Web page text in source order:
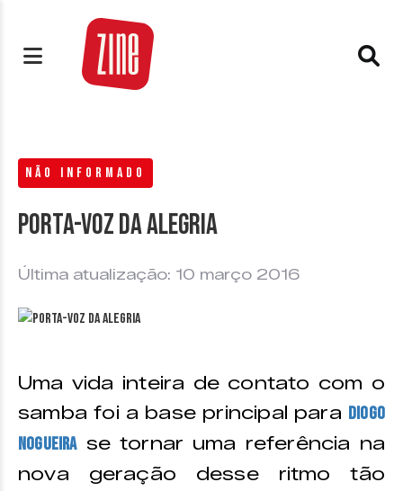
NÃO INFORMADO
Porta-Voz da Alegria
Última atualização: 10 março 2016
Uma vida inteira de contato com o
samba foi a base principal para Diogo
Nogueirase tornar uma referência na
nova geração desse ritmo tão